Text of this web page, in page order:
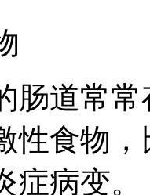
肠道常
性食物
病变。